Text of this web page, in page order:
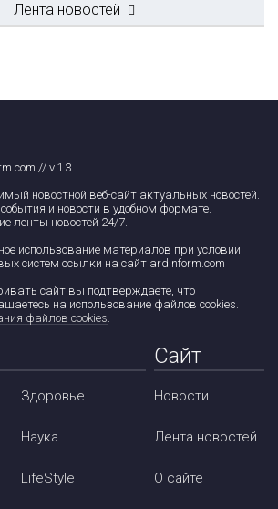
Лента новостей
// v.1.3
новостной веб-сайт актуальных новостей.
и новости в удобном формате.
ленты новостей 24/7.
использование материалов при условии
систем ссылки на сайт ardinform.com
сайт вы подтверждаете, что
на использование файлов cookies.
файлов cookies.
Здоровье
Наука
LifeStyle
Сайт
Новости
Лента новостей
О сайте